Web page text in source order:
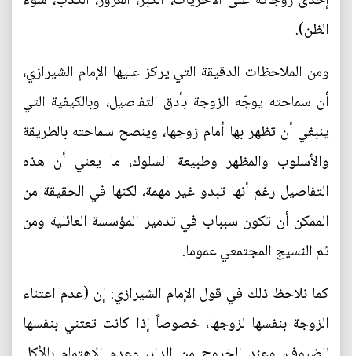
الظن).
ومن الملاحظات الدقيقة التي يركز عليها الإمام الشيرازي،
أن سماحته يوجّه الزوجة بأدق التفاصيل، وبالكيفية التي
ينبغي أن تظهر بها أمام زوجها، وينصح سماحته بالطريقة
والأسلوب والمظهر وطبيعة السلوك، ما يعني أن هذه
التفاصيل رغم أنها تبدو غير مهمة، لكنها في الحقيقة من
الممكن أن تكون سبباب في تدمير المؤسسة العائلية ومن
ثم النسيج المجتمعي عموما.
كما نلاحظ ذلك في قول الإمام الشيرازي: إن (عدم اعتناء
الزوجة بنفسها لزوجها، خصوصاً إذا كانت تعتني بنفسها